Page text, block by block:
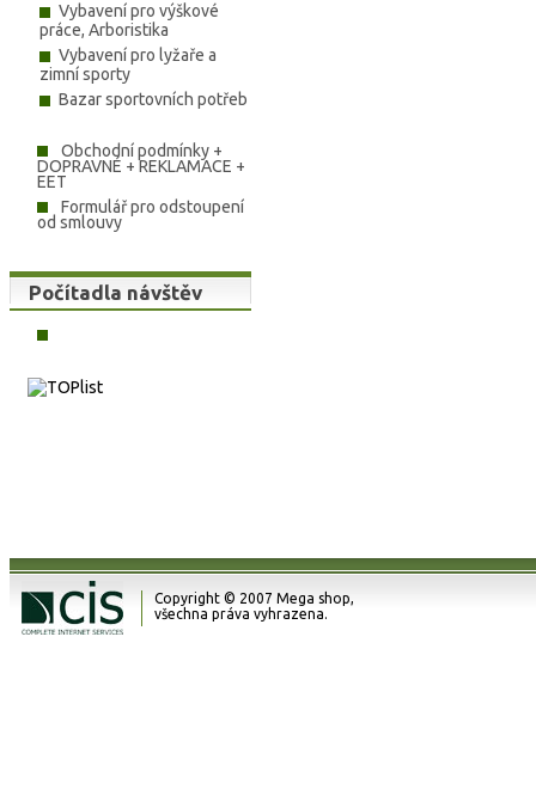
Vybavení pro výškové
práce, Arboristika
Vybavení pro lyžaře a
zimní sporty
Bazar sportovních potřeb
Obchodní podmínky +
DOPRAVNÉ + REKLAMACE +
EET
Formulář pro odstoupení
od smlouvy
Počítadla návštěv
Copyright © 2007 Mega shop,
všechna práva vyhrazena.